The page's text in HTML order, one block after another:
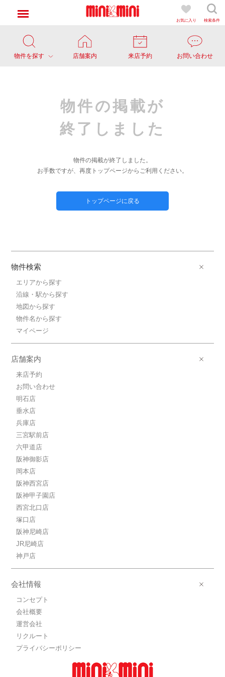
お気に入り 検索条件
物件を探す 店舗案内 来店予約 お問い合わせ
物件の掲載が
終了しました
物件の掲載が終了しました。
お手数ですが、再度トップページからご利用ください。
トップページに戻る
物件検索
エリアから探す
沿線・駅から探す
地図から探す
物件名から探す
マイページ
店舗案内
来店予約
お問い合わせ
明石店
垂水店
兵庫店
三宮駅前店
六甲道店
阪神御影店
岡本店
阪神西宮店
阪神甲子園店
西宮北口店
塚口店
阪神尼崎店
JR尼崎店
神戸店
会社情報
コンセプト
会社概要
運営会社
リクルート
プライバシーポリシー